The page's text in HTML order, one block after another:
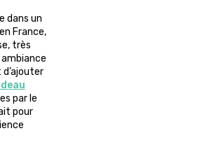
dans un
France,
très
par le
pour